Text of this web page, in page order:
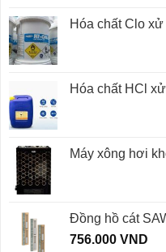
Hóa chất Clo
Hóa chất HCl
Máy xông hơi
Đồng hồ cát
756.000 VND